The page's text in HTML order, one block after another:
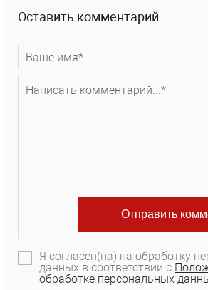
Оставить комментарий
Я согласен(на) на обработку
данных в соответствии с
обработке персональных